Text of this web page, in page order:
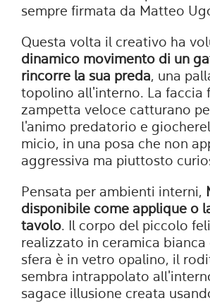
sempre firmata da Matteo
Questa volta il creativo ha
dinamico movimento di un
rincorre la sua preda, una
topolino all'interno. La faccia
zampetta veloce catturano
l'animo predatorio e
micio, in una posa che non
aggressiva ma piuttosto
Pensata per ambienti interni,
disponibile come applique o
tavolo. Il corpo del piccolo
realizzato in ceramica bianca
sfera è in vetro opalino, il
sembra intrappolato
sagace illusione creata